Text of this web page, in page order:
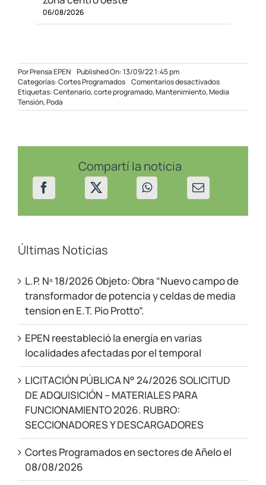
06/08/2026
PorPrensa EPEN Published On: 13/09/22 1:45 pm
Categorías:Cortes Programados Comentarios desactivadosen
Corte
en
Etiquetas:Centenario,corte programado,Mantenimiento,Media
Tensión,Poda
Compartí la noticia
Últimas Noticias
L.P. Nº 18/2026 Objeto: Obra “Nuevo campo de
transformador de potencia y celdas de media
tension en E.T. Pio Protto”.
EPEN reestableció la energía en varias
localidades afectadas por el temporal
LICITACIÓN PÚBLICA N° 24/2026 SOLICITUD
DE ADQUISICIÓN – MATERIALES PARA
FUNCIONAMIENTO 2026. RUBRO:
SECCIONADORES Y DESCARGADORES
Cortes Programados en sectores de Añelo el
08/08/2026